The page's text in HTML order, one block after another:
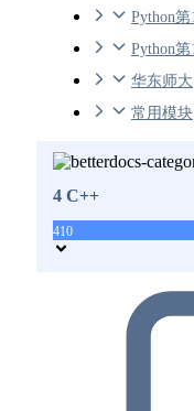
Python
Python
华东师大
常用模块
4 C++
410